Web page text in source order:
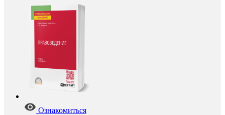
Ознакомиться